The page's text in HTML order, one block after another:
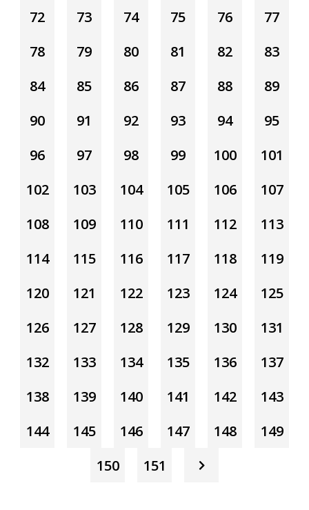
72
73 74 75 76
77
78
79 80 81 82
83
84
85 86 87 88
89
90
91 92 93 94
95
96
97 98 99 100
101
102
103 104 105 106
107
108
109 110 111 112
113
114
115 116 117 118
119
120
121 122 123 124
125
126
127 128 129 130
131
132
133 134 135 136
137
138
139 140 141 142
143
144
145 146 147 148
149
150
151